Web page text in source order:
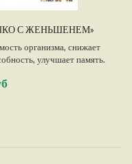
С ЖЕНЬШЕНЕМ»
организма, снижает
улучшает память.
и